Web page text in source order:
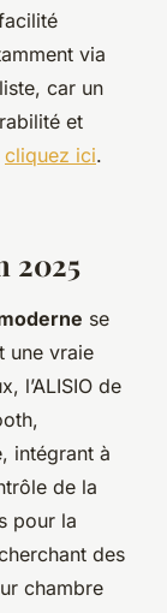
via
car un
et
cliquez ici.
2025
se
une vraie
l’ALISIO de
intégrant à
de la
pour la
des
chambre